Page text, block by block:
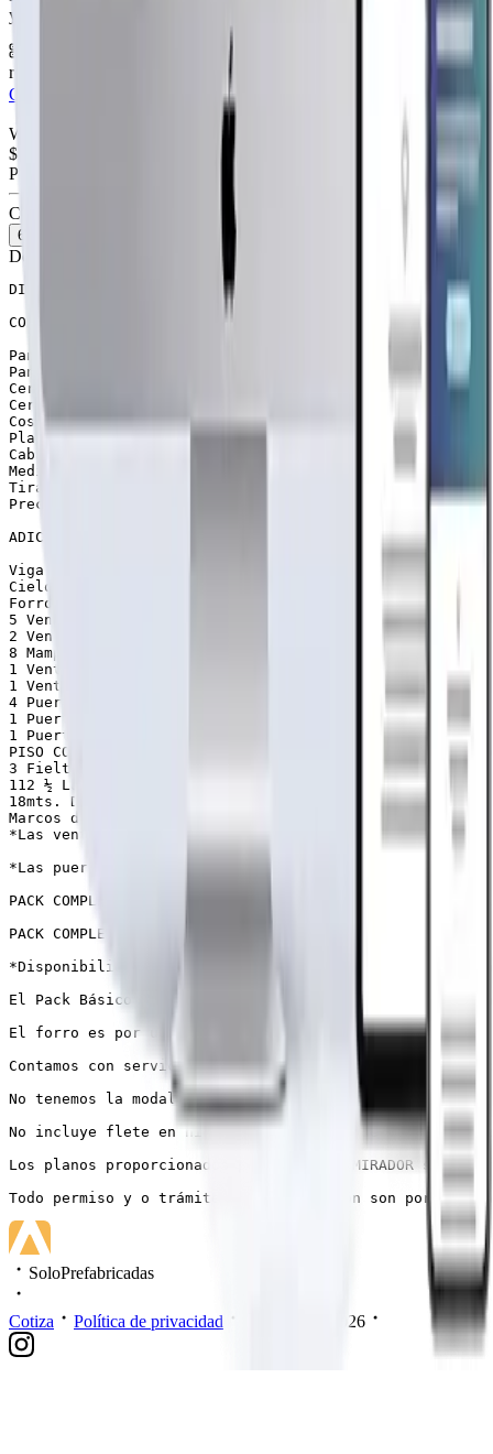
y TikTok.
Analytics incluidos
Satisfacción o
reembolso
Cotiza tu página web
Visitar página web
WebAgen.cl
$179.900
50% inicial · 50% contra entrega
Publicidad de SoloPrefabricadas
Configuración
63
Descripción
DISTRIBUCIÓN: 3 dormitorios, 1 baño, living comedor,
CONTENIDO DE PACK BÁSICO
Paneles exteriores tabiqueria 2×3, forrados con
Paneles interiores tabiqueria 2×3, forrados con
Cerchas tradicionales 1.50 alt
Cerchas tipo A 1.50 alt.
Costaneras 1×4
Planchas de zinc, cubierta acanalada  (0.35 x3, 66)
Caballetes de zinc para cumbrera, espesor 0.35mm
Medias lunas impregnada para forrar cerchas
Tirafondos
Precio puesta en fábrica $5.290.000.-
ADICIONALES no incluidas en kit básico. Puede armar
Viga a la Vista (living comedor)      $740.000
Cielo Completo + Aislante               $650.000
Forro completo + Aislante            $1.250.000
5 Ventanas Madera 1.50×1.50        $500.000
2 Ventanales Madera 1.50×2.0       $250.000
8 Mampara Madera 0.20×1.50        $360.000
1 Ventana Madera 0.50×1.0              $45.000
1 Ventana Aluminio 0.50×1.0            $60.000
4 Puertas interior 0.70×2.0              $120.000
1 Puerta Cocina    0.70×2.0             $120.000
1 Puerta Principal 0.80×2.0             $130.000
PISO COMPLETO (Pilote + Vigas bruta + Planchas
3 Fieltro techo 40/10                          $53.000
112 ½ Lunas p/tapacan                    $540.000
18mts. De caballetes (Limahoyas)   $100.000
Marcos de puertas y ventanas         $472.000
*Las ventanas en maderas vienen sin los vidrio
*Las puertas vienen sin bisagras y chapas
PACK COMPLETO SIN PISO PARA INSTALAR SOBRE SU
PACK COMPLETO CON PISO DE MADERA $12.670.000-.
*Disponibilidad de despacho a todo Chile con un
El Pack Básico no incluye piso, cielo, vigas a la
El forro es por un lado de los paneles.
Contamos con servicio de armado, Pack básico u/o
No tenemos la modalidad de llave en mano
No incluye flete en ninguno de los Pack de Ventas,
Los planos proporcionados por CASAS EL MIRADOR
Todo permiso y o trámites de edificación son por
SoloPrefabricadas
Cotiza Política de privacidad 2026